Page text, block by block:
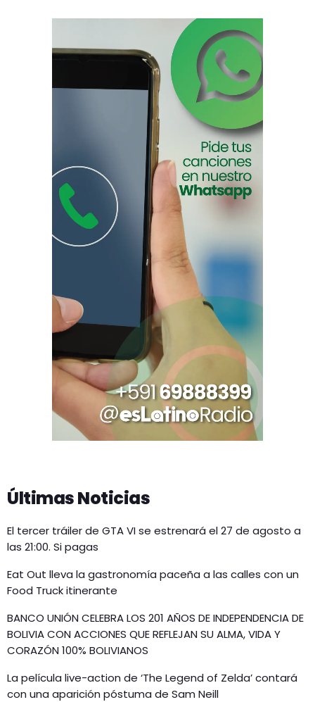
Últimas Noticias
El tercer tráiler de GTA VI se estrenará el 27 de agosto a
las 21:00. Si pagas
Eat Out lleva la gastronomía paceña a las calles con un
Food Truck itinerante
BANCO UNIÓN CELEBRA LOS 201 AÑOS DE INDEPENDENCIA DE
BOLIVIA CON ACCIONES QUE REFLEJAN SU ALMA, VIDA Y
CORAZÓN 100% BOLIVIANOS
La película live-action de ‘The Legend of Zelda’ contará
con una aparición póstuma de Sam Neill